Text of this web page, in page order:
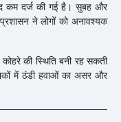
कम दर्ज की गई है। सुबह और
ने लोगों को अनावश्यक
की स्थिति बनी रह सकती
में ठंडी हवाओं का असर और